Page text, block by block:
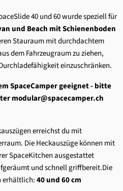
40 und 60 wurde speziell für
und Beach mit Schienenboden
Stauraum mit durchdachtem
dem Fahrzeugraum zu ziehen,
einzuschränken.
SpaceCamper geeignet - bitte
modular@spacecamper.ch
erreichst du mit
Die Heckauszüge können mit
SpaceKitchen ausgestattet
und schnell griffbereit.Die
erhältlich:40 und 60 cm